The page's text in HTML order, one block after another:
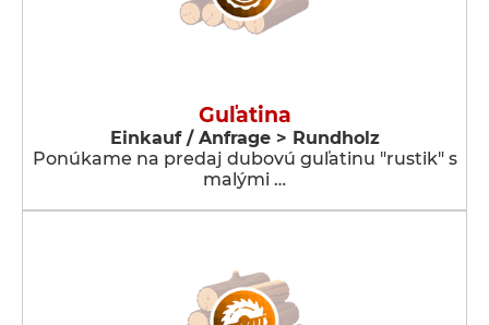
Guľatina
Einkauf / Anfrage > Rundholz
Ponúkame na predaj dubovú guľatinu "rustik" s
malými …